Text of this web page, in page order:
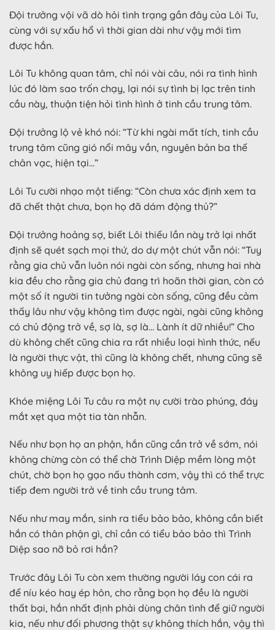
Đội trưởng vội vã dò hỏi tình trạng gần đây của Lôi Tu,
cùng với sự xấu hổ vì thời gian dài như vậy mới tìm
được hắn.
Lôi Tu không quan tâm, chỉ nói vài câu, nói ra tình hình
lúc đó làm sao trốn chạy, lại nói sự tình bị lạc trên tinh
cầu này, thuận tiện hỏi tình hình ở tinh cầu trung tâm.
Đội trưởng lộ vẻ khó nói: “Từ khi ngài mất tích, tinh cầu
trung tâm cũng gió nổi mây vần, nguyên bản ba thế
chân vạc, hiện tại…”
Lôi Tu cười nhạo một tiếng: “Còn chưa xác định xem ta
đã chết thật chưa, bọn họ đã dám động thủ?”
Đội trưởng hoảng sợ, biết Lôi thiếu lần này trở lại nhất
định sẽ quét sạch mọi thứ, do dự một chút vẫn nói: “Tuy
rằng gia chủ vẫn luôn nói ngài còn sống, nhưng hai nhà
kia đều cho rằng gia chủ đang trì hoãn thời gian, còn có
một số ít người tin tưởng ngài còn sống, cũng đều cảm
thấy lâu như vậy không tìm được ngài, ngài cũng không
có chủ động trở về, sợ là, sợ là… Lành ít dữ nhiều!” Cho
dù không chết cũng chia ra rất nhiều loại hình thức, nếu
là người thực vật, thì cũng là không chết, nhưng cũng sẽ
không uy hiếp được bọn họ.
Khóe miệng Lôi Tu câu ra một nụ cười trào phúng, đáy
mắt xẹt qua một tia tàn nhẫn.
Nếu như bọn họ an phận, hắn cũng cần trở về sớm, nói
không chừng còn có thể chờ Trình Diệp mềm lòng một
chút, chờ bọn họ gạo nấu thành cơm, vậy thì có thể trực
tiếp đem người trở về tinh cầu trung tâm.
Nếu như may mắn, sinh ra tiểu bảo bảo, không cần biết
hắn có thân phận gì, chỉ cần có tiểu bảo bảo thì Trình
Diệp sao nỡ bỏ rơi hắn?
Trước đây Lôi Tu còn xem thường người láy con cái ra
để níu kéo hay ép hôn, cho rằng bọn họ đều là người
thất bại, hắn nhất định phải dùng chân tình để giữ người
kia, nếu như đối phương thật sự không thích hắn, vậy thì